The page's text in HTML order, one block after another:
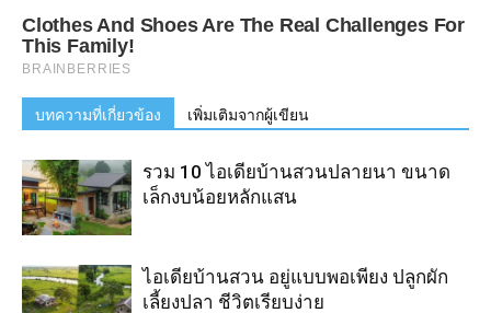
บทความที่เกี่ยวข้อง เพิ่มเติมจากผู้เขียน
รวม 10 ไอเดียบ้านสวนปลายนา ขนาด
เล็กงบน้อยหลักแสน
ไอเดียบ้านสวน อยู่แบบพอเพียง ปลูกผัก
เลี้ยงปลา ชีวิตเรียบง่าย